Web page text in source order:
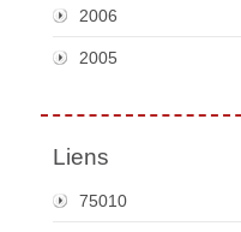
2006
2005
Liens
75010